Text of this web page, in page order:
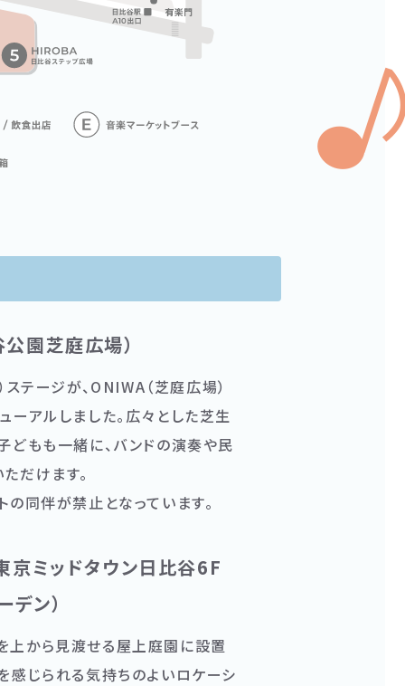
園芝庭広場）
テージが、ONIWA（芝庭広場）
ーアルしました。広々とした芝生
どもも一緒に、バンドの演奏や民
だけます。
の同伴が禁止となっています。
京ミッドタウン日比谷6F
デン）
上から見渡せる屋上庭園に設置
感じられる気持ちのよいロケーシ